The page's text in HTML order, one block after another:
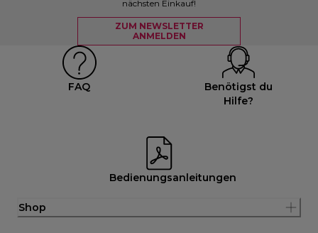
nächsten Einkauf!
ZUM NEWSLETTER
ANMELDEN
FAQ
Benötigst du
Hilfe?
Bedienungsanleitungen
Shop